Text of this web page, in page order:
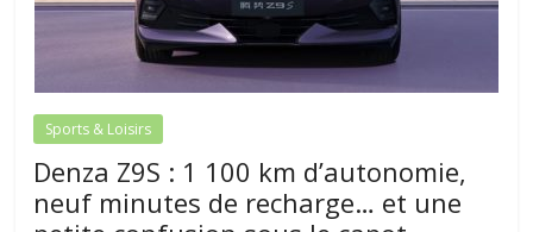
Sports & Loisirs
Denza Z9S : 1 100 km d’autonomie,
neuf minutes de recharge… et une